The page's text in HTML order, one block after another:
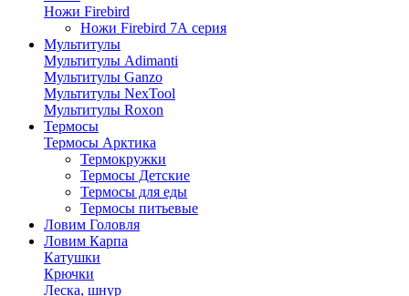
Ножи Firebird
Ножи Firebird 7А серия
Мультитулы
Мультитулы Adimanti
Мультитулы Ganzo
Мультитулы NexTool
Мультитулы Roxon
Термосы
Термосы Арктика
Термокружки
Термосы Детские
Термосы для еды
Термосы питьевые
Ловим Головля
Ловим Карпа
Катушки
Крючки
Леска, шнур